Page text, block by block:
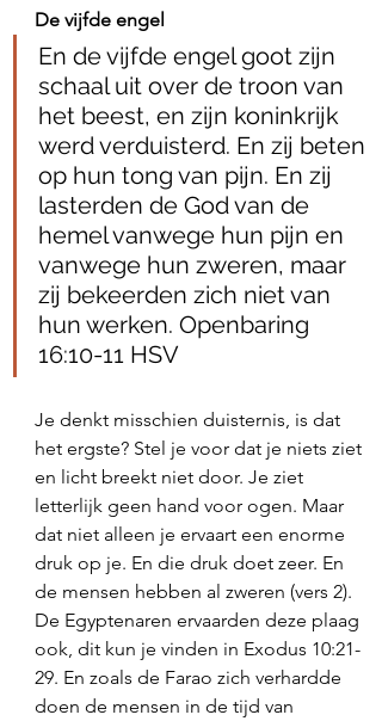
De vijfde engel
En de vijfde engel goot zijn
schaal uit over de troon van
het beest, en zijn koninkrijk
werd verduisterd. En zij beten
op hun tong van pijn. En zij
lasterden de God van de
hemel vanwege hun pijn en
vanwege hun zweren, maar
zij bekeerden zich niet van
hun werken. Openbaring
16:10‭-‬11 HSV
Je denkt misschien duisternis, is dat
het ergste? Stel je voor dat je niets ziet
en licht breekt niet door. Je ziet
letterlijk geen hand voor ogen. Maar
dat niet alleen je ervaart een enorme
druk op je. En die druk doet zeer. En
de mensen hebben al zweren (vers 2).
De Egyptenaren ervaarden deze plaag
ook, dit kun je vinden in Exodus 10:21-
29. En zoals de Farao zich verhardde
doen de mensen in de tijd van